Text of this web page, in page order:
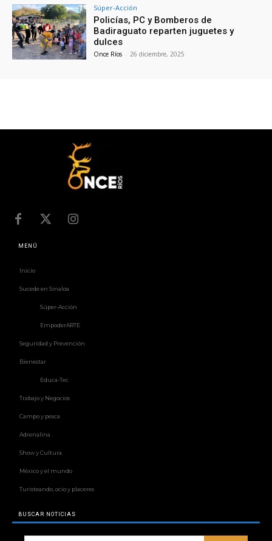
Súper-Acción
Policías, PC y Bomberos de
Badiraguato reparten juguetes y
dulces
Once Ríos - 26 diciembre, 2025
MENÚ
Inicio
Sucede en Sinaloa
Súper-Acción
EmpoderARTE
Seguridad y Prevención
Bienestar
Educa-Tec
Trabajo y Negocios
Campo y pesca
Adrenalina
Show y Cultura
México y el mundo
Turisteando, ocio y placeres
BUSCAR NOTICIAS